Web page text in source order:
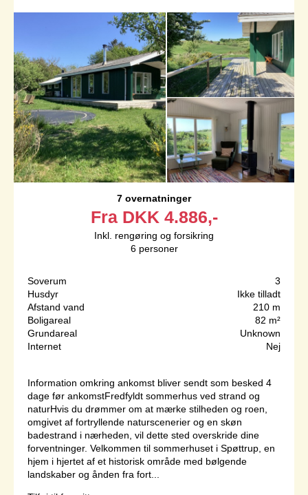
7 overnatninger
Fra DKK 4.886,-
Inkl. rengøring og forsikring
6 personer
Soverum
3
Husdyr
Ikke tilladt
Afstand vand
210 m
Boligareal
82 m²
Grundareal
Unknown
Internet
Nej
Information omkring ankomst bliver sendt som besked 4
dage før ankomstFredfyldt sommerhus ved strand og
naturHvis du drømmer om at mærke stilheden og roen,
omgivet af fortryllende naturscenerier og en skøn
badestrand i nærheden, vil dette sted overskride dine
forventninger. Velkommen til sommerhuset i Spøttrup, en
hjem i hjertet af et historisk område med bølgende
landskaber og ånden fra fort...